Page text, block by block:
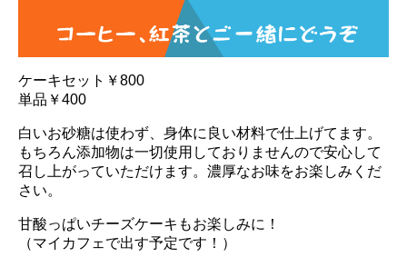
ケーキセット￥800
単品￥400
白いお砂糖は使わず、身体に良い材料で仕上げてます。
もちろん添加物は一切使用しておりませんので安心して
召し上がっていただけます。濃厚なお味をお楽しみくだ
さい。
甘酸っぱいチーズケーキもお楽しみに！
（マイカフェで出す予定です！）